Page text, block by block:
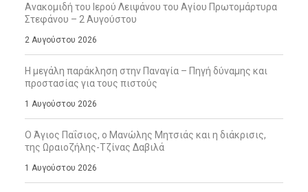
Ανακομιδή του Ιερού Λειψάνου του Αγίου Πρωτομάρτυρα
Στεφάνου – 2 Αυγούστου
2 Αυγούστου 2026
Η μεγάλη παράκληση στην Παναγία – Πηγή δύναμης και
προστασίας για τους πιστούς
1 Αυγούστου 2026
Ο Άγιος Παΐσιος, ο Μανώλης Μητσιάς και η διάκρισις,
της Ωραιοζήλης-Τζίνας Δαβιλά
1 Αυγούστου 2026